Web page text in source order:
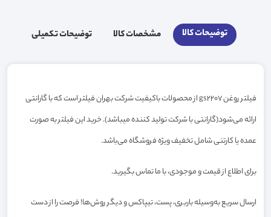
توضیحات کالا مشخصات کالا توضیحات تکمیلی
فیلتر روغن gs2207 از محصولات باکیفیت شرکت بهران فیلتر است که با گارانتی
ارائه می‌شود(گارانتی با شرکت تولید کننده میباشد). خرید این فیلتر به صورت
عمده یا کارتنی شامل تخفیف ویژه فروشگاه می‌باشد.
برای اطلاع از قیمت و موجودی، با ما تماس بگیرید.
ارسال سریع به‌وسیله باربری، پست، تیپاکس و دیگر روش‌ها! فرصت را از دست